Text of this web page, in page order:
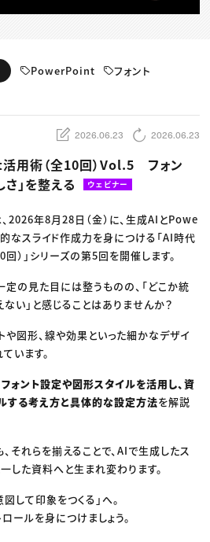
トップ
らのお知らせ
ョナル×つながる×メディア
PowerPoint
フォント
2026.06.23 2026.06.23
用術（全10回）Vol.5 フォン
さ」を整える
ウェビナー
、2026年8月28日（金）に、生成AIとPowe
スライド作成力を身につける「AI時代
」シリーズの第5回を開催します。
定の見た目には整うものの、「どこか統
い」と感じることはありませんか？
や図形、線や効果といった細かなデザイ
います。
ォント設定や図形スタイルを活用し、資
する考え方と具体的な設定方法を解説
それらを揃えることで、AIで生成したス
した資料へと生まれ変わります。
図して印象をつくる」へ。
ールを身につけましょう。